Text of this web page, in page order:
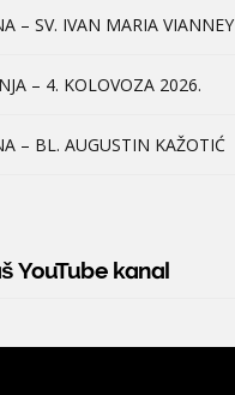
– SV. IVAN MARIA VIANNEY
– 4. KOLOVOZA 2026.
– BL. AUGUSTIN KAŽOTIĆ
YouTube kanal